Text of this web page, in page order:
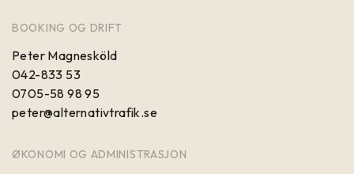
BOOKING OG DRIFT
Peter Magnesköld
042-833 53
0705-58 98 95
peter@alternativtrafik.se
ØKONOMI OG ADMINISTRASJON